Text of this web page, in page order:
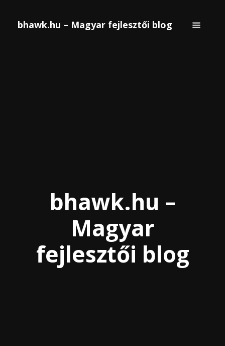
bhawk.hu – Magyar fejlesztői blog
bhawk.hu –
Magyar
fejlesztői blog